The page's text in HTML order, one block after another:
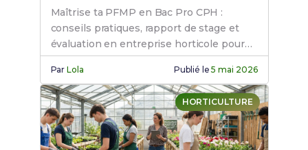
Maîtrise ta PFMP en Bac Pro CPH :
conseils pratiques, rapport de stage et
évaluation en entreprise horticole pour
réussir.
ParLola Publié le5 mai 2026
HORTICULTURE